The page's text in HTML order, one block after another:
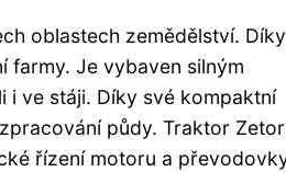
oblastech zemědělství. Díky
farmy. Je vybaven silným
i ve stáji. Díky své kompaktní
půdy. Traktor Zetor
řízení motoru a